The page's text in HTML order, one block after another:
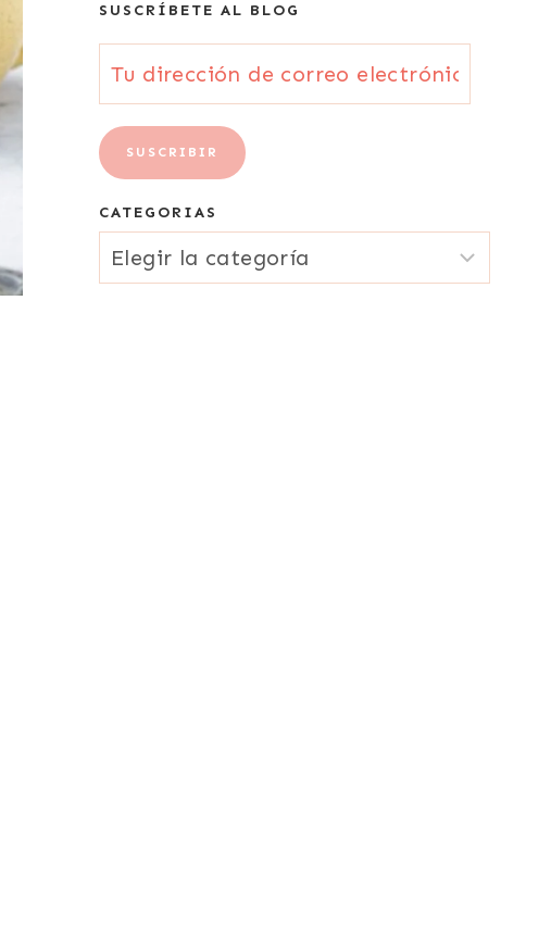
SUSCRÍBETE AL BLOG
Tu
dirección
de
correo
electrónico
{Email}
SUSCRIBIR
CATEGORIAS
CATEGORIAS